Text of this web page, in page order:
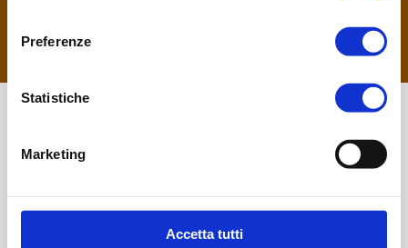
Preferenze
Statistiche
Marketing
Accetta tutti
Viaggi e Turismo S.r.l. Licenza: Viaggi di Majorana, numero
135180 rilasciata dalla Regione Lazio - IT13345691003